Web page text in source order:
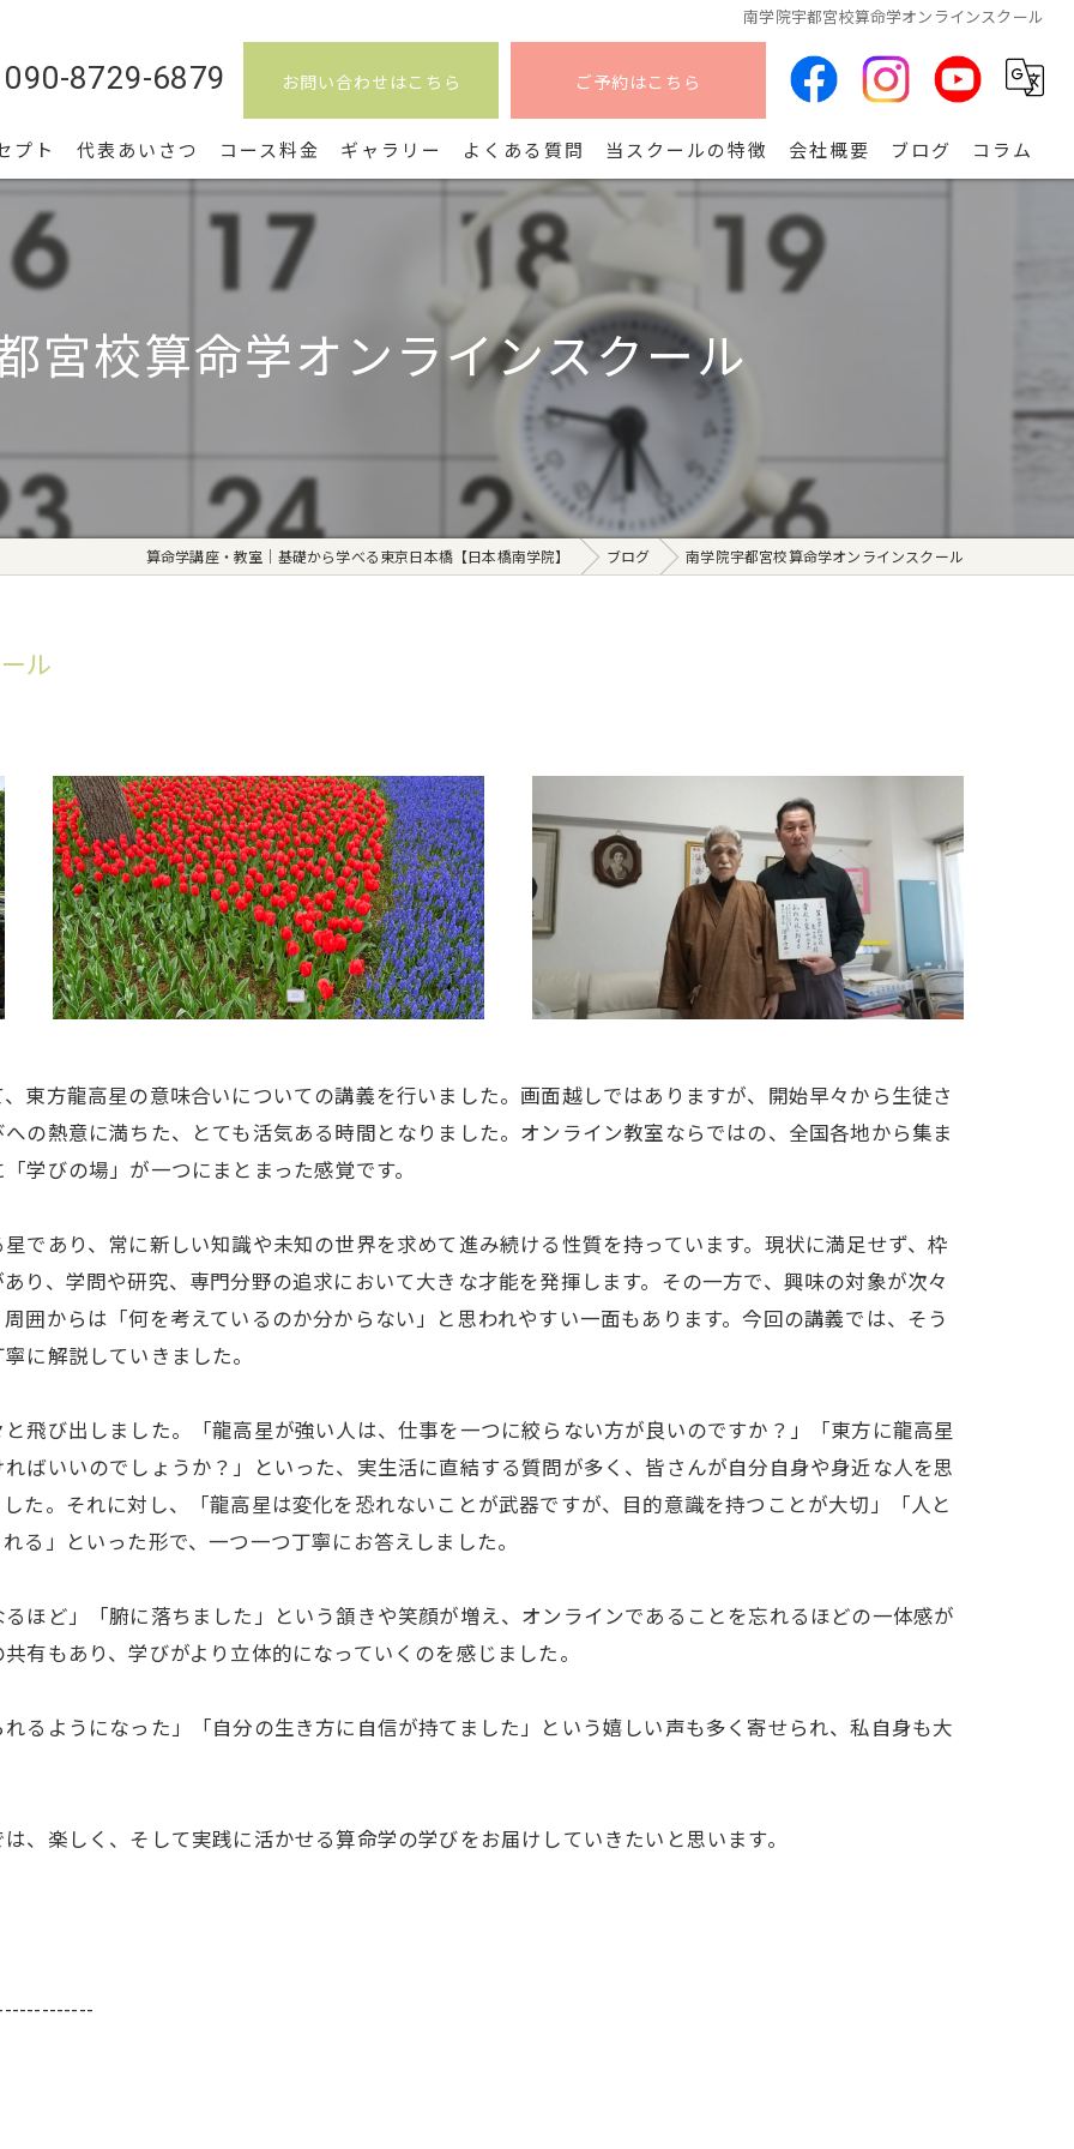
南学院宇都宮校算命学オンラインスクール
090-8729-6879 お問い合わせはこちら ご予約はこちら
プト 代表あいさつ コース料金 ギャラリー よくある質問 当スクールの特徴
副業
開講
会社概要 ブログ コラム
宮校算命学オンラインスクール
算命学講座・教室｜基礎から学べる東京日本橋【日本橋南学院】 ブログ 南学院宇都宮校算命学オンラインスクール
ル
東方龍高星の意味合いについての講義を行いました。画面越しではありますが、開始早々から生徒さ
の熱意に満ちた、とても活気ある時間となりました。オンライン教室ならではの、全国各地から集ま
学びの場」が一つにまとまった感覚です。
であり、常に新しい知識や未知の世界を求めて進み続ける性質を持っています。現状に満足せず、枠
り、学問や研究、専門分野の追求において大きな才能を発揮します。その一方で、興味の対象が次々
囲からは「何を考えているのか分からない」と思われやすい一面もあります。今回の講義では、そう
に解説していきました。
飛び出しました。「龍高星が強い人は、仕事を一つに絞らない方が良いのですか？」「東方に龍高星
ばいいのでしょうか？」といった、実生活に直結する質問が多く、皆さんが自分自身や身近な人を思
た。それに対し、「龍高星は変化を恐れないことが武器ですが、目的意識を持つことが大切」「人と
る」といった形で、一つ一つ丁寧にお答えしました。
ほど」「腑に落ちました」という頷きや笑顔が増え、オンラインであることを忘れるほどの一体感が
有もあり、学びがより立体的になっていくのを感じました。
るようになった」「自分の生き方に自信が持てました」という嬉しい声も多く寄せられ、私自身も大
、楽しく、そして実践に活かせる算命学の学びをお届けしていきたいと思います。